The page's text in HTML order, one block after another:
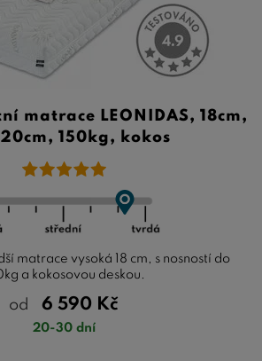
matrace LEONIDAS, 18cm,
150kg, kokos
matrace vysoká 18 cm, s nosností do
a kokosovou deskou.
od 6 590 Kč
20-30 dní